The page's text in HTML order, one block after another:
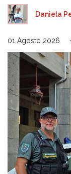
Daniela
01 Agosto 2026